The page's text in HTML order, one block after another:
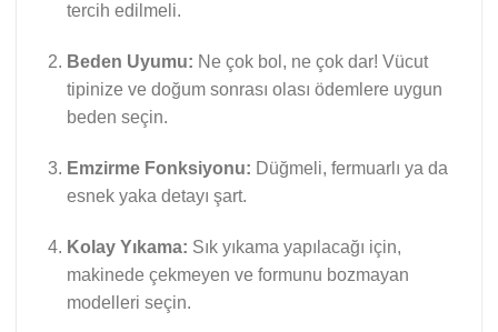
tercih edilmeli.
Beden Uyumu: Ne çok bol, ne çok dar! Vücut
tipinize ve doğum sonrası olası ödemlere uygun
beden seçin.
Emzirme Fonksiyonu: Düğmeli, fermuarlı ya da
esnek yaka detayı şart.
Kolay Yıkama: Sık yıkama yapılacağı için,
makinede çekmeyen ve formunu bozmayan
modelleri seçin.